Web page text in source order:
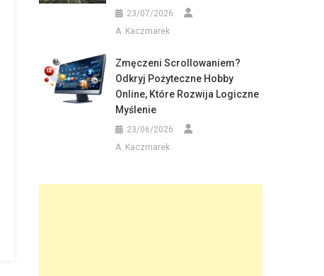
23/07/2026
A. Kaczmarek
Zmęczeni Scrollowaniem?
Odkryj Pożyteczne Hobby
Online, Które Rozwija Logiczne
Myślenie
23/06/2026
A. Kaczmarek